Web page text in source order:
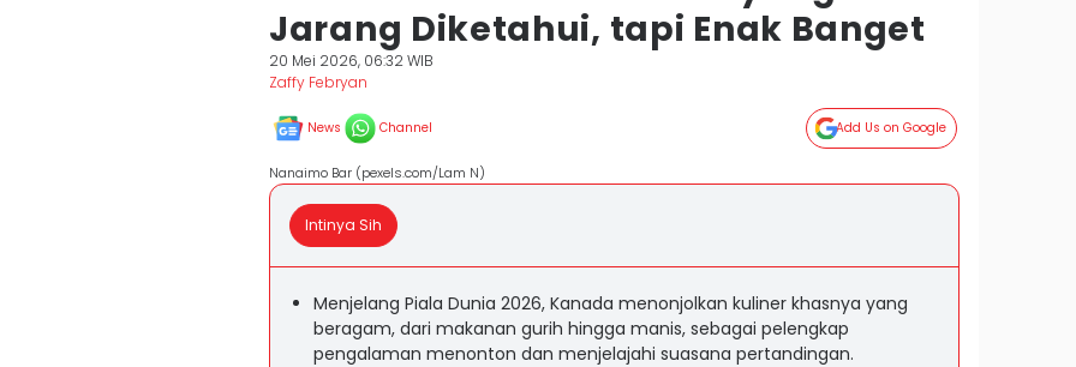
Jarang Diketahui, tapi Enak Banget
20 Mei 2026, 06:32 WIB
Zaffy Febryan
News Channel Add Us on Google
Nanaimo Bar (pexels.com/Lam N)
Intinya Sih
Menjelang Piala Dunia 2026, Kanada menonjolkan kuliner khasnya yang
beragam, dari makanan gurih hingga manis, sebagai pelengkap
pengalaman menonton dan menjelajahi suasana pertandingan.